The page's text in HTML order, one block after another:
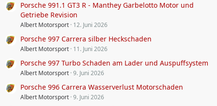
Porsche 991.1 GT3 R - Manthey Garbelotto Motor und
Getriebe Revision
Albert Motorsport 12. Juni 2026
Porsche 997 Carrera silber Heckschaden
Albert Motorsport 11. Juni 2026
Porsche 997 Turbo Schaden am Lader und Auspuffsystem
Albert Motorsport 9. Juni 2026
Porsche 996 Carrera Wasserverlust Motorschaden
Albert Motorsport 9. Juni 2026